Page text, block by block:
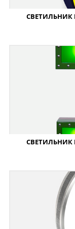
СВЕТИЛЬНИК
СВЕТИЛЬНИК